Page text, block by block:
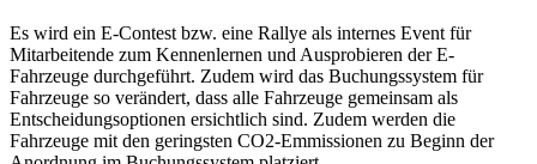
Es wird ein E-Contest bzw. eine Rallye als internes Event für
Mitarbeitende zum Kennenlernen und Ausprobieren der E-
Fahrzeuge durchgeführt. Zudem wird das Buchungssystem für
Fahrzeuge so verändert, dass alle Fahrzeuge gemeinsam als
Entscheidungsoptionen ersichtlich sind. Zudem werden die
Fahrzeuge mit den geringsten CO2-Emmissionen zu Beginn der